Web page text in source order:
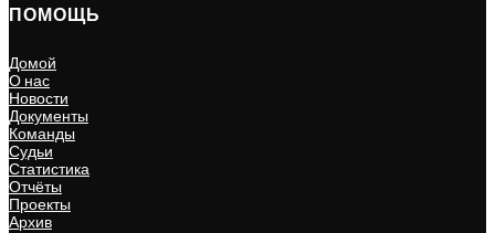
ПОМОЩЬ
Домой
О нас
Новости
Документы
Команды
Судьи
Статистика
Отчёты
Проекты
Архив